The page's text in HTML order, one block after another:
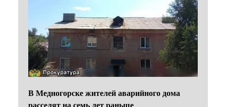
В Медногорске жителей аварийного дома
расселят на семь лет раньше